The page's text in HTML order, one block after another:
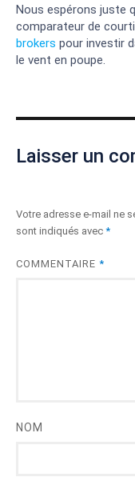
Nous espérons juste
comparateur de
brokers pour investir
le vent en poupe.
Laisser un
Votre adresse e-mail ne
sont indiqués avec *
COMMENTAIRE *
NOM